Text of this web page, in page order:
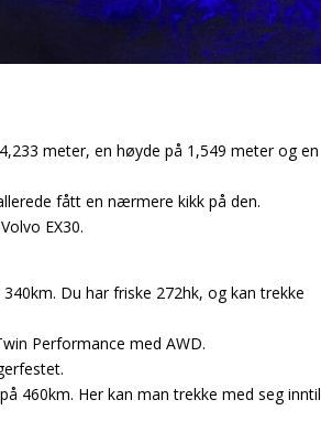
meter, en høyde på 1,549 meter og en
fått en nærmere kikk på den.
EX30.
Du har friske 272hk, og kan trekke
Performance med AWD.
460km. Her kan man trekke med seg inntil